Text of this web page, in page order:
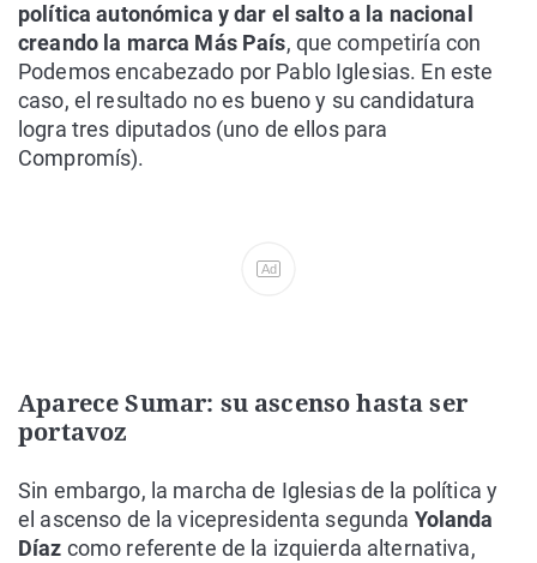
política autonómica y dar el salto a la nacional
creando la marca Más País, que competiría con
Podemos encabezado por Pablo Iglesias. En este
caso, el resultado no es bueno y su candidatura
logra tres diputados (uno de ellos para
Compromís).
Ad
Aparece Sumar: su ascenso hasta ser
portavoz
Sin embargo, la marcha de Iglesias de la política y
el ascenso de la vicepresidenta segunda Yolanda
Díaz como referente de la izquierda alternativa,